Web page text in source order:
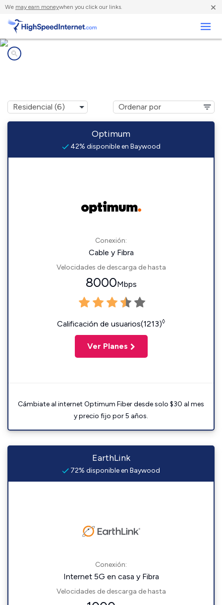
We may earn moneywhen you click our links. ×
Optimum
42% disponible en Baywood
Conexión:
Cable y Fibra
Velocidades de descarga de hasta
8000Mbps
Calificación de usuarios(1213)◊
Ver Planes
Cámbiate al internet Optimum Fiber desde solo $30 al mes
y precio fijo por 5 años.
EarthLink
72% disponible en Baywood
Conexión:
Internet 5G en casa y Fibra
Velocidades de descarga de hasta